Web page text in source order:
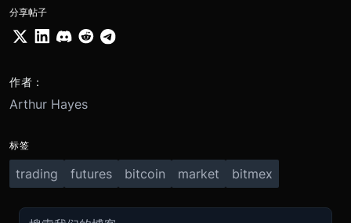
分享帖子
作者：
Arthur Hayes
标签
trading futures bitcoin market bitmex